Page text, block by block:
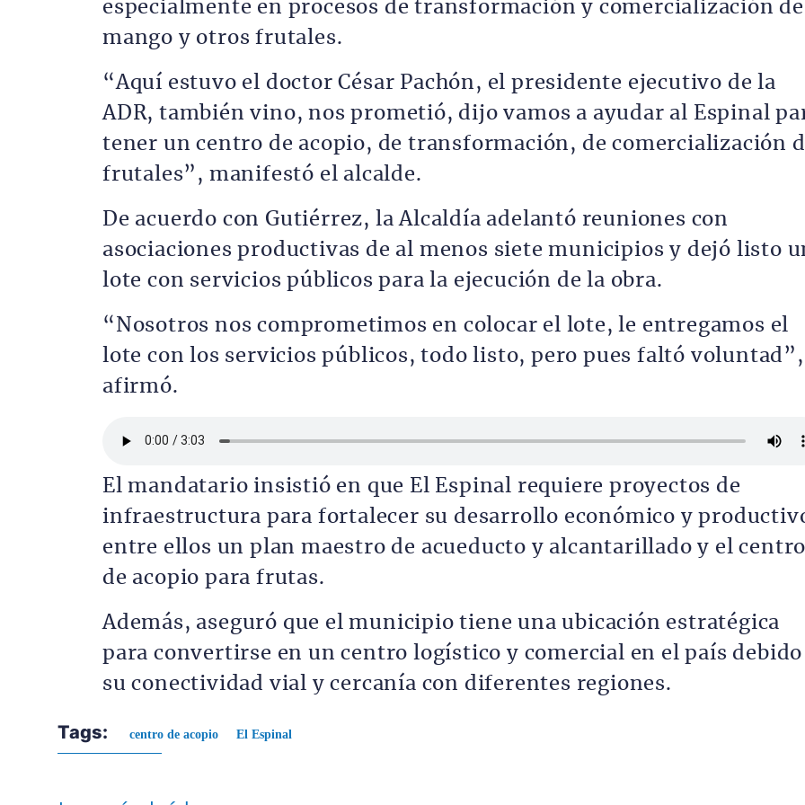
especialmente en procesos de transformación y comercialización de
mango y otros frutales.
“Aquí estuvo el doctor César Pachón, el presidente ejecutivo de la
ADR, también vino, nos prometió, dijo vamos a ayudar al Espinal
tener un centro de acopio, de transformación, de comercialización
frutales”, manifestó el alcalde.
De acuerdo con Gutiérrez, la Alcaldía adelantó reuniones con
asociaciones productivas de al menos siete municipios y dejó listo
lote con servicios públicos para la ejecución de la obra.
“Nosotros nos comprometimos en colocar el lote, le entregamos el
lote con los servicios públicos, todo listo, pero pues faltó voluntad”,
afirmó.
El mandatario insistió en que El Espinal requiere proyectos de
infraestructura para fortalecer su desarrollo económico y
entre ellos un plan maestro de acueducto y alcantarillado y el centro
de acopio para frutas.
Además, aseguró que el municipio tiene una ubicación estratégica
para convertirse en un centro logístico y comercial en el país debido
su conectividad vial y cercanía con diferentes regiones.
Tags: centro de acopio El Espinal